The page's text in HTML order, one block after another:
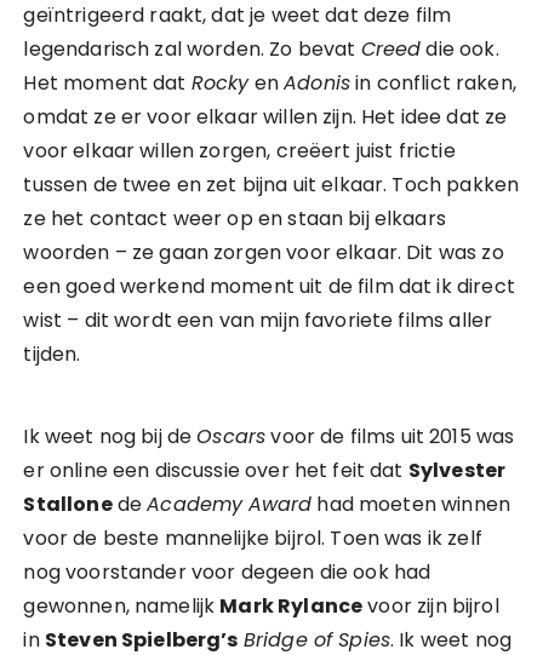
geïntrigeerd raakt, dat je weet dat deze film
legendarisch zal worden. Zo bevat Creeddie ook.
Het moment dat RockyenAdonisin conflict raken,
omdat ze er voor elkaar willen zijn. Het idee dat ze
voor elkaar willen zorgen, creëert juist frictie
tussen de twee en zet bijna uit elkaar. Toch pakken
ze het contact weer op en staan bij elkaars
woorden – ze gaan zorgen voor elkaar. Dit was zo
een goed werkend moment uit de film dat ik direct
wist – dit wordt een van mijn favoriete films aller
tijden.
Ik weet nog bij deOscarsvoor de films uit 2015 was
er online een discussie over het feit dat Sylvester
StallonedeAcademy Award had moeten winnen
voor de beste mannelijke bijrol. Toen was ik zelf
nog voorstander voor degeen die ook had
gewonnen, namelijk Mark Rylancevoor zijn bijrol
in Steven Spielberg’s Bridge of Spies. Ik weet nog